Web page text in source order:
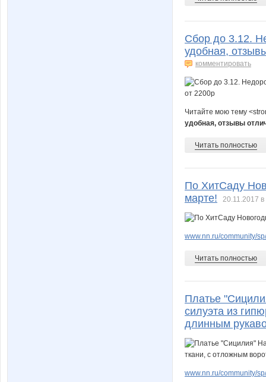
Сбор до 3.12.
удобная,
комментировать
Читайте мою тему
удобная, отзывы
Читать полностью
По ХитСаду
марте!
20.11.2017
www.nn.ru/community/
Читать полностью
Платье
силуэта из
длинным
www.nn.ru/community/